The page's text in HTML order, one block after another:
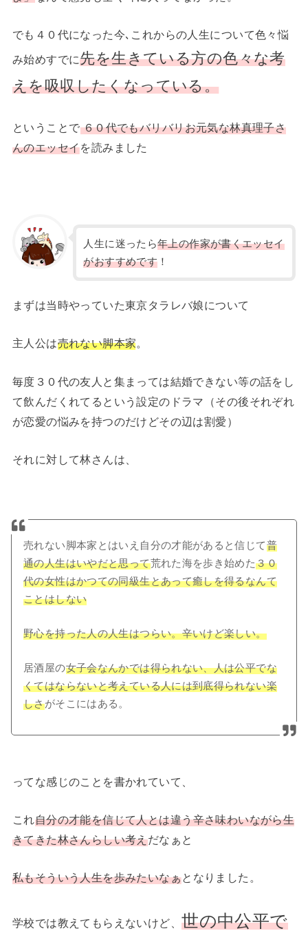
でも４０代になった今､これからの人生について色々悩
み始めすでに先を生きている方の色々な考
えを吸収したくなっている。
ということで６０代でもバリバリお元気な林真理子さ
んのエッセイを読みました
人生に迷ったら年上の作家が書くエッセイ
がおすすめです ！
まずは当時やっていた東京タラレバ娘について
主人公は売れない脚本家。
毎度３０代の友人と集まっては結婚できない等の話をし
て飲んだくれてるという設定のドラマ（その後それぞれ
が恋愛の悩みを持つのだけどその辺は割愛）
それに対して林さんは、
売れない脚本家とはいえ自分の才能があると信じて普
通の人生はいやだと思って荒れた海を歩き始めた３０
代の女性はかつての同級生とあって癒しを得るなんて
ことはしない
野心を持った人の人生はつらい。辛いけど楽しい。
居酒屋の女子会なんかでは得られない、人は公平でな
くてはならないと考えている人には到底得られない楽
しさがそこにはある。
ってな感じのことを書かれていて、
これ自分の才能を信じて人とは違う辛さ味わいながら生
きてきた林さんらしい考えだなぁと
私もそういう人生を歩みたいなぁとなりました。
学校では教えてもらえないけど、世の中公平で